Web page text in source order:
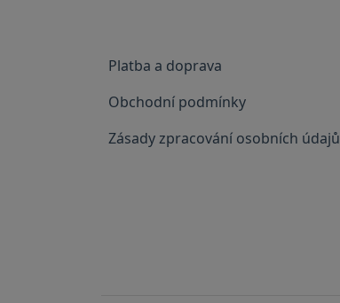
Platba a doprava
Obchodní podmínky
Zásady zpracování osobních údajů